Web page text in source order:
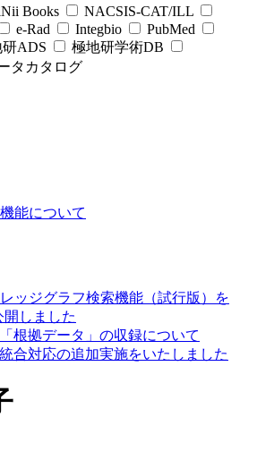
Books
NACSIS-CAT/ILL
e-Rad Integbio
PubMed
ADS
極地研学術DB
タカタログ
能について
レッジグラフ検索機能（試行版）を
開しました
根拠データ」の収録について
合対応の追加実施をいたしました